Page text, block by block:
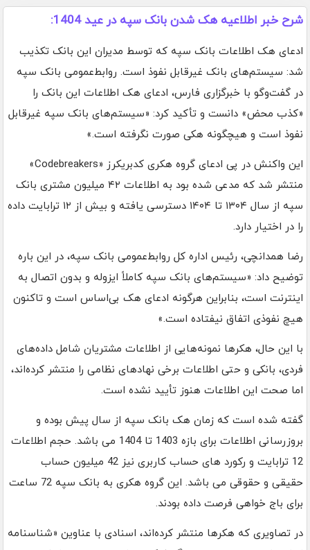
شرح خبر اطلاعیه هک شدن بانک سپه در عید 1404:
ادعای هک اطلاعات بانک سپه که توسط مدیران این بانک تکذیب
شد: سیستم‌های بانک غیرقابل نفوذ است. روابط‌عمومی بانک سپه
در گفت‌وگو با خبرگزاری فارس، ادعای هک اطلاعات این بانک را
«کذب محض» دانست و تأکید کرد: «سیستم‌های بانک سپه غیرقابل
نفوذ است و هیچگونه هکی صورت نگرفته است.»
این واکنش در پی ادعای گروه هکری کدبریکرز «Codebreakers»
منتشر شد که مدعی شده بود به اطلاعات ۴۲ میلیون مشتری بانک
سپه از سال ۱۳۰۴ تا ۱۴۰۴ دسترسی یافته و بیش از ۱۲ ترابایت داده
را در اختیار دارد.
رضا همدانچی، رئیس اداره کل روابط‌عمومی بانک سپه، در این باره
توضیح داد: «سیستم‌های بانک سپه کاملاً ایزوله و بدون اتصال به
اینترنت است، بنابراین هرگونه ادعای هک بی‌اساس است و تاکنون
هیچ نفوذی اتفاق نیفتاده است.»
با این حال، هکرها نمونه‌هایی از اطلاعات مشتریان شامل داده‌های
فردی، بانکی و حتی اطلاعات برخی نهادهای نظامی را منتشر کرده‌اند،
اما صحت این اطلاعات هنوز تأیید نشده است.
گفته شده است که زمان هک بانک سپه از سال پیش بوده و
بروزرسانی اطلاعات برای بازه 1403 تا 1404 می باشد. حجم اطلاعات
12 ترابایت و رکورد های حساب کاربری نیز 42 میلیون حساب
حقیقی و حقوقی می باشد. این گروه هکری به بانک سپه 72 ساعت
برای باج خواهی فرصت داده بودند.
در تصاویری که هکرها منتشر کرده‌اند، اسنادی با عناوین «شناسنامه